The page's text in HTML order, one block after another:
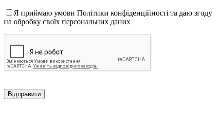
Я приймаю умови Політики конфіденційності та даю згоду
на обробку своїх персональних даних